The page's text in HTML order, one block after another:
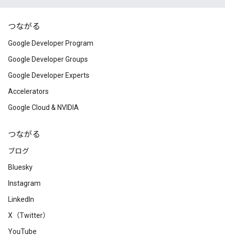
つながる
Google Developer Program
Google Developer Groups
Google Developer Experts
Accelerators
Google Cloud & NVIDIA
つながる
ブログ
Bluesky
Instagram
LinkedIn
X（Twitter）
YouTube